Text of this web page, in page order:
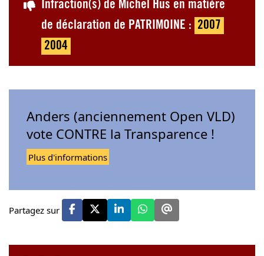
Infraction(s) de Michel Hus en matière
de déclaration de PATRIMOINE : 2007
2004
Anders (anciennement Open VLD)
vote CONTRE la Transparence !
Plus d'informations
Partagez sur